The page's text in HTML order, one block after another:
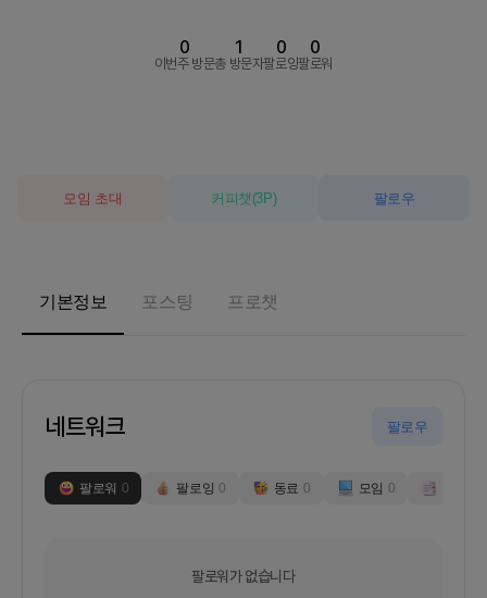
이번주 방문
0
총 방문자
1
팔로잉
0
팔로워
0
모임 초대 커피챗 (3P) 팔로우
기본정보 포스팅 프로챗
네트워크 팔로우
팔로워 0 팔로잉 0 동료 0 모임 0
팔로워가 없습니다